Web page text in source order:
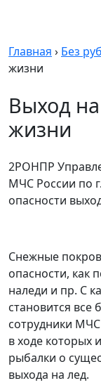
Главная › Без
жизни
Выход
жизни
2РОНПР
МЧС России по
опасности
Снежные
опасности, как
наледи и пр. С
становится все
сотрудники
в ходе
рыбалки о
выхода на лед.